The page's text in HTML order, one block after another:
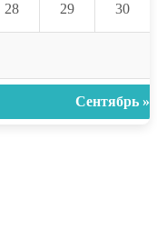
28 29 30
Сентябрь »